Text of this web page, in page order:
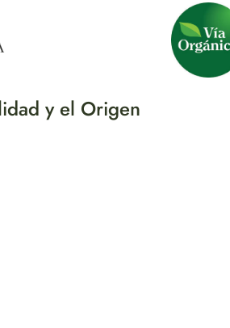
y el Origen